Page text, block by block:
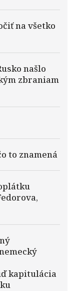
na všetko
našlo
zbraniam
to znamená
kapitulácia